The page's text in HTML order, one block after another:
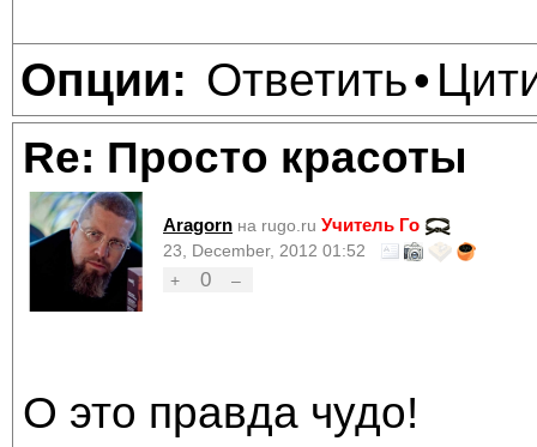
Опции: Ответить•
Re: Просто красоты
Aragorn на rugo.ru Учитель Го
23, December, 2012 01:52
+
0 –
О это правда чудо!